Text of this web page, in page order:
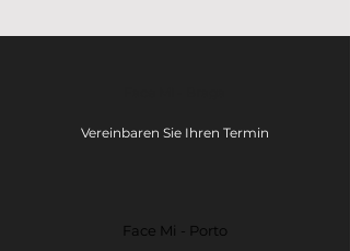
Vereinbaren Sie Ihren Termin
Face Mi - Porto